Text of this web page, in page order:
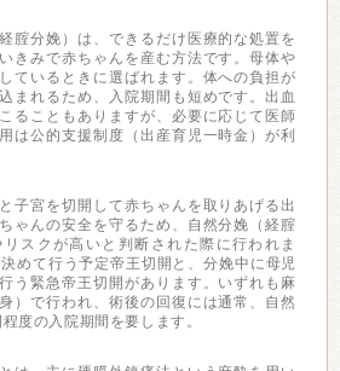
腟分娩）は、できるだけ医療的な処置を
きみで赤ちゃんを産む方法です。母体や
ているときに選ばれます。体への負担が
まれるため、入院期間も短めです。出血
ることもありますが、必要に応じて医師
は公的支援制度（出産育児一時金）が利
子宮を切開して赤ちゃんを取りあげる出
ゃんの安全を守るため、自然分娩（経腟
スクが高いと判断された際に行われま
めて行う予定帝王切開と、分娩中に母児
う緊急帝王切開があります。いずれも麻
）で行われ、術後の回復には通常、自然
度の入院期間を要します。